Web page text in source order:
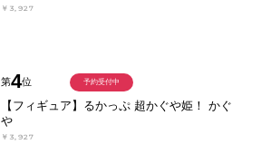
￥3,927
第4位
【フィギュア】るかっぷ 超かぐや姫！ かぐ
や
￥3,927
予約受付中